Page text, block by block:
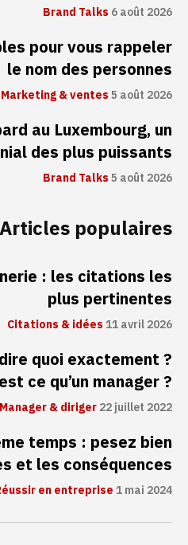
Brand Talks6 août 2026
pour vous rappeler
le nom des personnes
Marketing & ventes5 août 2026
au Luxembourg, un
des plus puissants
Brand Talks5 août 2026
Articles populaires
: les citations les
plus pertinentes
Citations & idées11 avril 2026
quoi exactement ?
ce qu’un manager ?
Manager & diriger22 juillet 2022
temps : pesez bien
et les conséquences
en entreprise1 mai 2024